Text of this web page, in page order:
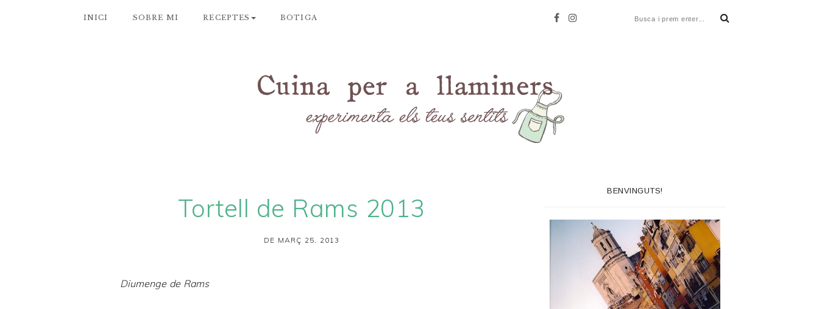
INICI SOBRE MI RECEPTES BOTIGA
Tortell de Rams 2013
DE MARÇ 25, 2013
Diumenge de Rams
BENVINGUTS!